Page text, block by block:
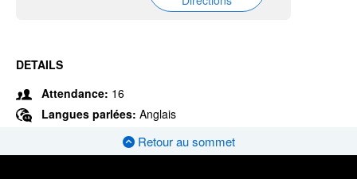
DETAILS
Attendance: 16
Langues parlées: Anglais
Retour au sommet